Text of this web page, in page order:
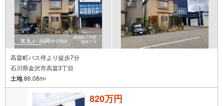
高畠町バス停より徒歩7分
石川県金沢市高畠3丁目
土地86.08m2
820万円